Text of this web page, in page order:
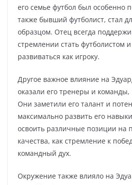
его семье футбол был особенно
также бывший футболист, стал
образцом. Отец всегда
стремлении стать футболистом
развиваться как игроку.
Другое важное влияние на
оказали его тренеры и команды,
Они заметили его талант и
максимально развить его
освоить различные позиции на
качества, как стремление к
командный дух.
Окружение также влияло на